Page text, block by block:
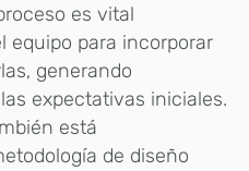
es vital
equipo para incorporar
generando
expectativas iniciales.
está
de diseño